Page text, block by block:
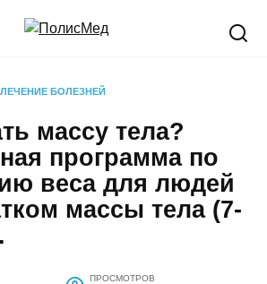
ЛЕЧЕНИЕ БОЛЕЗНЕЙ
массу тела?
программа по
веса для людей
массы тела (7-
ПРОСМОТРОВ